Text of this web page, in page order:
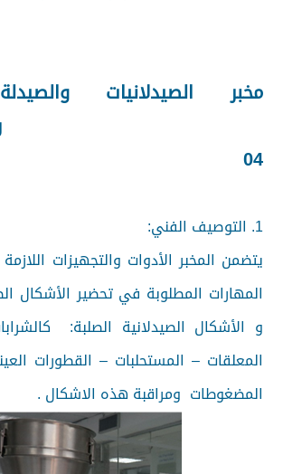
مخبر الصيدلانيات
04
1. التوصيف الفني:
يتضمن المخبر الأدوات والتجهيزات
المهارات المطلوبة في تحضير الأشكال
و الأشكال الصيدلانية الصلبة:
المعلقات – المستحلبات – القطورات
المضغوطات ومراقبة هذه الاشكال .